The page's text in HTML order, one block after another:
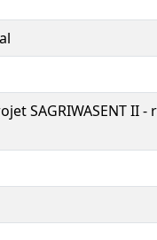
SAGRIWASENT II -